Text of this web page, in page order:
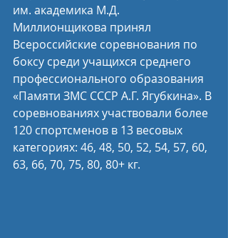
им. академика М.Д.
Миллионщикова принял
Всероссийские соревнования по
боксу среди учащихся среднего
профессионального образования
«Памяти ЗМС СССР А.Г. Ягубкина». В
соревнованиях участвовали более
120 спортсменов в 13 весовых
категориях: 46, 48, 50, 52, 54, 57, 60,
63, 66, 70, 75, 80, 80+ кг.